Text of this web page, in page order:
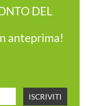
DEL
anteprima!